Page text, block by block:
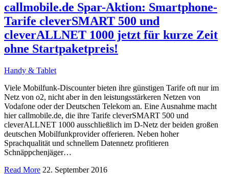
callmobile.de Spar-Aktion: Smartphone-
Tarife cleverSMART 500 und
cleverALLNET 1000 jetzt für kurze Zeit
ohne Startpaketpreis!
Handy & Tablet
Viele Mobilfunk-Discounter bieten ihre günstigen Tarife oft nur im
Netz von o2, nicht aber in den leistungsstärkeren Netzen von
Vodafone oder der Deutschen Telekom an. Eine Ausnahme macht
hier callmobile.de, die ihre Tarife cleverSMART 500 und
cleverALLNET 1000 ausschließlich im D-Netz der beiden großen
deutschen Mobilfunkprovider offerieren. Neben hoher
Sprachqualität und schnellem Datennetz profitieren
Schnäppchenjäger…
Read More 22. September 2016